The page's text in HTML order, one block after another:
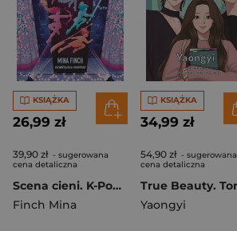
KSIĄŻKA
26,99 zł
39,90 zł - sugerowana
cena detaliczna
Scena cieni. K-Pop Academy. Tom 1
Finch Mina
KSIĄŻKA
34,99 zł
54,90 zł - sugerowana
cena detaliczna
Yaongyi